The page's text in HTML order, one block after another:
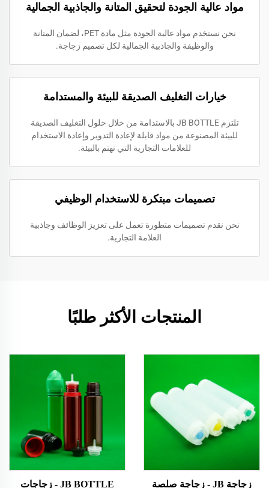
مواد عالية الجودة لتحقيق المتانة والجاذبية الجمالية
نحن نستخدم مواد عالية الجودة مثل مادة PET، لضمان المتانة
والوظيفة والجاذبية الجمالية لكل تصميم زجاجة.
خيارات التغليف الصديقة للبيئة والمستدامة
تلتزم JB BOTTLE بالاستدامة من خلال حلول التغليف الصديقة
للبيئة المصنوعة من مواد قابلة لإعادة التدوير وإعادة الاستخدام
للعلامات التجارية التي تهتم بالبيئة.
تصميمات مبتكرة للاستخدام الوظيفي
نحن نقدم تصميمات متطورة تعمل على تعزيز الوظائف وجاذبية
العلامة التجارية.
المنتجات الأكثر طلبًا
زجاجة JB - زجاجة صلصة JB BOTTLE - زجاجات